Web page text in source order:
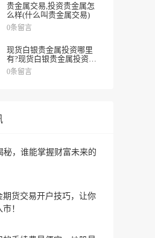
贵金属交易,投资贵金属怎
么样(什么叫贵金属交易)
0条留言
现货白银贵金属投资哪里
有?现货白银贵金属投资被
诱导投资亏损
0条留言
秘，谁能掌握财富未来的
期货交易开户技巧，让你
！